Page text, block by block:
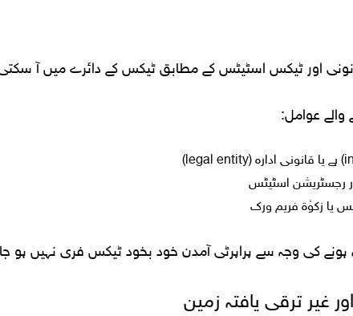
اور ٹیکس اسٹیٹس کے مطابق ٹیکس کے دائرے میں آ
والے عوامل:
رجسٹریشن اسٹیٹس
یا زکوٰۃ فریم ورک
ہونے کی وجہ سے پراپرٹی آمدن خود بخود ٹیکس فری نہیں ہو
غیر ترقی یافتہ زمین